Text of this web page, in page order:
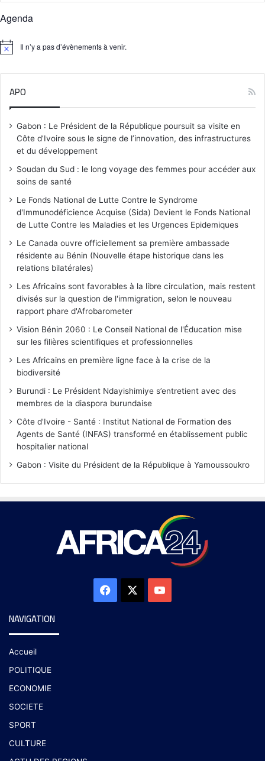
Agenda
N
Il n’y a pas d’évènements à venir.
APO
Gabon : Le Président de la République poursuit sa visite en
Côte d’Ivoire sous le signe de l’innovation, des infrastructures
et du développement
Soudan du Sud : le long voyage des femmes pour accéder aux
soins de santé
Le Fonds National de Lutte Contre le Syndrome
d'Immunodéficience Acquise (Sida) Devient le Fonds National
de Lutte Contre les Maladies et les Urgences Epidemiques
Le Canada ouvre officiellement sa première ambassade
résidente au Bénin (Nouvelle étape historique dans les
relations bilatérales)
Les Africains sont favorables à la libre circulation, mais restent
divisés sur la question de l'immigration, selon le nouveau
rapport phare d'Afrobarometer
Vision Bénin 2060 : Le Conseil National de l'Éducation mise
sur les filières scientifiques et professionnelles
Les Africains en première ligne face à la crise de la
biodiversité
Burundi : Le Président Ndayishimiye s’entretient avec des
membres de la diaspora burundaise
Côte d'Ivoire - Santé : Institut National de Formation des
Agents de Santé (INFAS) transformé en établissement public
hospitalier national
Gabon : Visite du Président de la République à Yamoussoukro
NAVIGATION
Accueil
POLITIQUE
ECONOMIE
SOCIETE
SPORT
CULTURE